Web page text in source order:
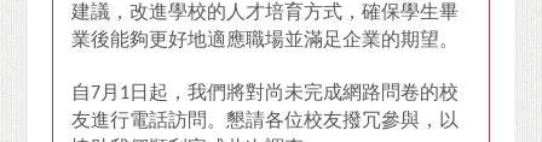
建議，改進學校的人才培育方式，確保學生畢
業後能夠更好地適應職場並滿足企業的期望。
自7月 1日起，我們將對尚未完成網路問卷的校
友進行電話訪問。懇請各位校友撥冗參與，以